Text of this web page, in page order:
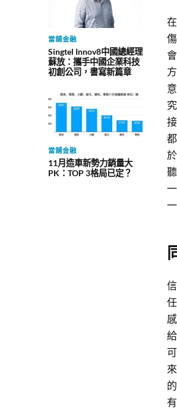
當舖金融
Singtel Innov8中國總經理
蘇放：攜手中國企業科技
初創公司，書寫新篇章
當舖金融
11月造車新勢力銷量大
PK：TOP 3格局已定？